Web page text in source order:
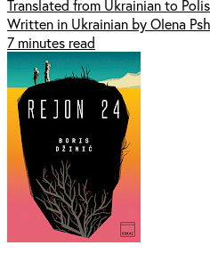
Translated from Ukrainian to
Written in Ukrainian by Olena
7 minutes read